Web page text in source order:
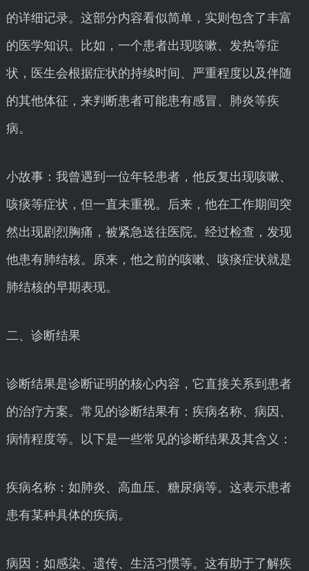
的详细记录。这部分内容看似简单，实则包含了丰富
的医学知识。比如，一个患者出现咳嗽、发热等症
状，医生会根据症状的持续时间、严重程度以及伴随
的其他体征，来判断患者可能患有感冒、肺炎等疾
病。
小故事：我曾遇到一位年轻患者，他反复出现咳嗽、
咳痰等症状，但一直未重视。后来，他在工作期间突
然出现剧烈胸痛，被紧急送往医院。经过检查，发现
他患有肺结核。原来，他之前的咳嗽、咳痰症状就是
肺结核的早期表现。
二、诊断结果
诊断结果是诊断证明的核心内容，它直接关系到患者
的治疗方案。常见的诊断结果有：疾病名称、病因、
病情程度等。以下是一些常见的诊断结果及其含义：
疾病名称：如肺炎、高血压、糖尿病等。这表示患者
患有某种具体的疾病。
病因：如感染、遗传、生活习惯等。这有助于了解疾